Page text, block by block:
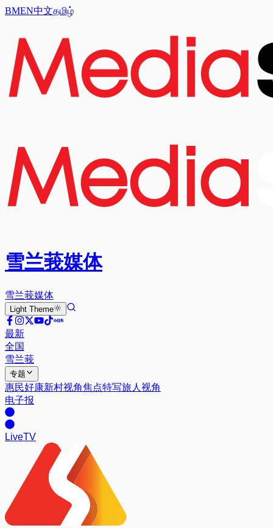
BMEN中文தமிழ்
雪兰莪媒体
雪兰莪媒体
Light Theme
最新
全国
雪兰莪
专题
惠民好康新村视角焦点特写旅人视角
电子报
LiveTV